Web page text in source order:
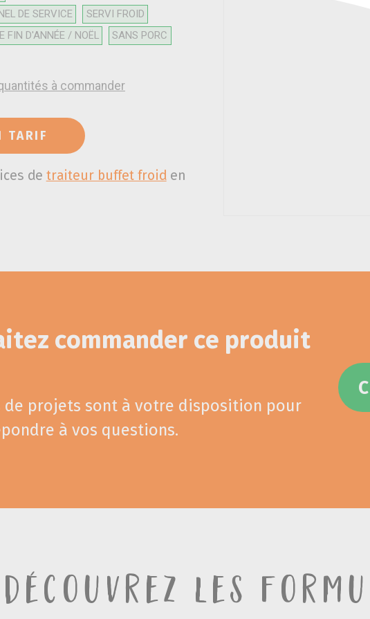
DE SERVICE
SERVI FROID
FIN D'ANNÉE / NOËL SANS PORC
à commander
TARIF
de traiteur buffet froiden
commander ce produit
de projets sont à votre disposition pour
à vos questions.
Découvrez les